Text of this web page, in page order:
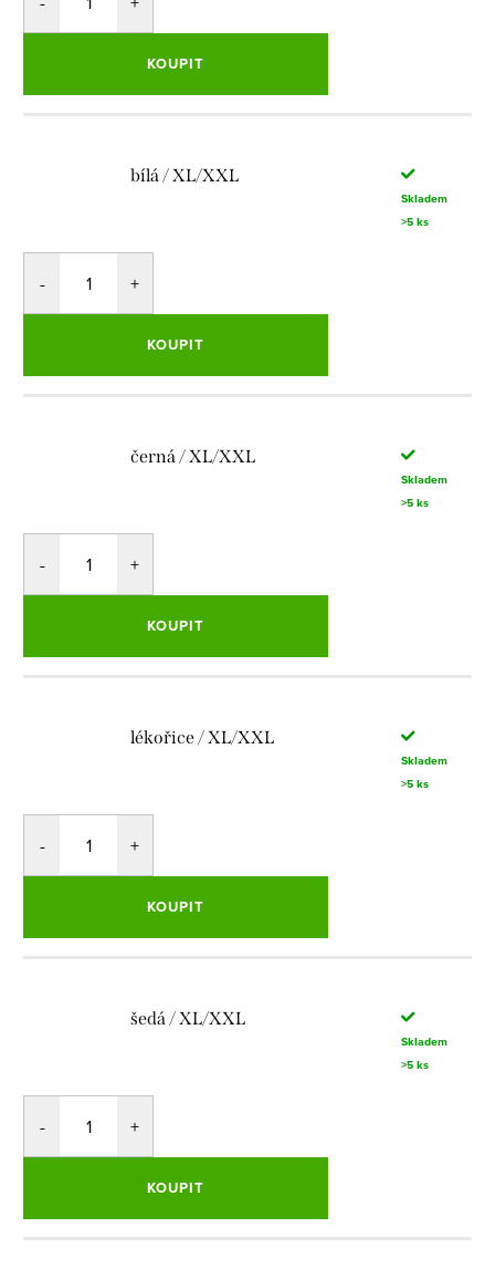
KOUPIT
bílá / XL/XXL
Skladem
>5 ks
KOUPIT
černá / XL/XXL
Skladem
>5 ks
KOUPIT
lékořice / XL/XXL
Skladem
>5 ks
KOUPIT
šedá / XL/XXL
Skladem
>5 ks
KOUPIT